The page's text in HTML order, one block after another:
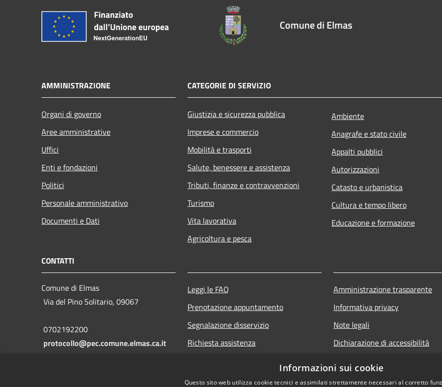
Comune di Elmas
AMMINISTRAZIONE
Organi di governo
Aree amministrative
Uffici
Enti e fondazioni
Politici
Personale amministrativo
Documenti e Dati
CATEGORIE DI SERVIZIO
Giustizia e sicurezza pubblica
Imprese e commercio
Mobilità e trasporti
Salute, benessere e assistenza
Tributi, finanze e contravvenzioni
Turismo
Vita lavorativa
Agricoltura e pesca
Ambiente
Anagrafe e stato civile
Appalti pubblici
Autorizzazioni
Catasto e urbanistica
Cultura e tempo libero
Educazione e formazione
CONTATTI
Comune di Elmas
Via del Pino Solitario, 09067
0702192200
protocollo@pec.comune.elmas.ca.it
Leggi le FAQ
Prenotazione appuntamento
Segnalazione disservizio
Richiesta assistenza
Amministrazione trasparente
Informativa privacy
Note legali
Dichiarazione di accessibilità
Piano di miglioramento dei
Informazioni sui cookie
Questo sito web utilizza cookie tecnici e assimilati strettamente necessari al corretto